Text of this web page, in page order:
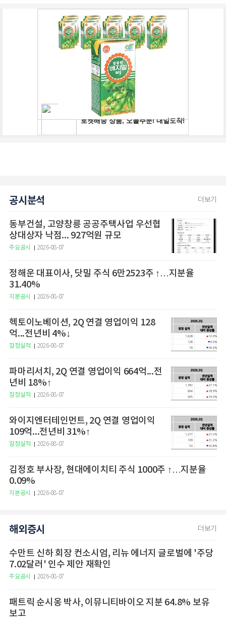
공시분석 더보기
동부건설, 고양창릉 공공주택사업 우선협
상대상자 낙점... 927억원 규모
주요공시 2026-08-07
정해운 대표이사, 닷밀 주식 6만2523주 ↑…지분율
31.40%
지분공시 2026-08-07
헥토이노베이션, 2Q 연결 영업이익 128
억...전년비 4%↓
잠정실적 2026-08-07
파마리서치, 2Q 연결 영업이익 664억...전
년비 18%↑
잠정실적 2026-08-07
와이지엔터테인먼트, 2Q 연결 영업이익
109억...전년비 31%↑
잠정실적 2026-08-07
김정호 부사장, 현대에이치티 주식 1000주 ↑…지분율
0.09%
지분공시 2026-08-07
해외증시 더보기
수만트 신하 회장 컨소시엄, 리뉴 에너지 글로벌에 '주당
7.02달러' 인수 제안 재확인
주요공시 2026-08-07
패트릭 순시옹 박사, 이뮤니티바이오 지분 64.8% 보유
보고